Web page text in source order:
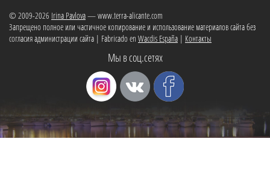
© 2009-2026 Irina Pavlova— www.terra-alicante.com
Запрещено полное или частичное копирование и использование материалов сайта без
согласия администрации сайта | Fabricado en Wacdis España | Контакты
Мы в соц.сетях